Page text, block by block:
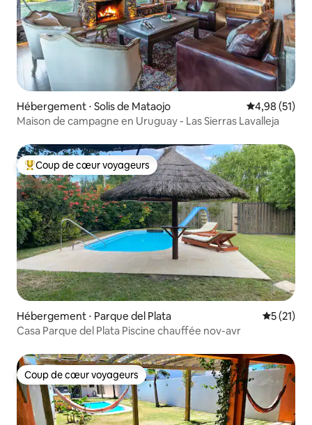
Hébergement ⋅ Solis de Mataojo Évaluation
4,98 (51)
Maison de campagne en Uruguay - Las Sierras Lavalleja
Coups de cœur voyageurs les plus appréciés
Coup de cœur voyageurs
Hébergement ⋅ Parque del Plata
5 (21)
Casa Parque del Plata Piscine chauffée nov-avr
Coup de cœur voyageurs
Coup de cœur voyageurs